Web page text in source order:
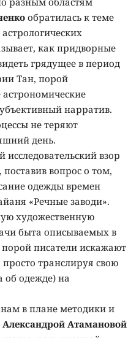
обратилась к теме
как придворные
грядущее в период
Тан, порой
нарратив.
не теряют
день.
исследовательский взор
вопрос о том,
одежды времен
«Речные заводи».
художественную
быта описываемых в
писатели искажают
транслируя свою
об одежде) на
в плане методики и
Александрой Атамановой